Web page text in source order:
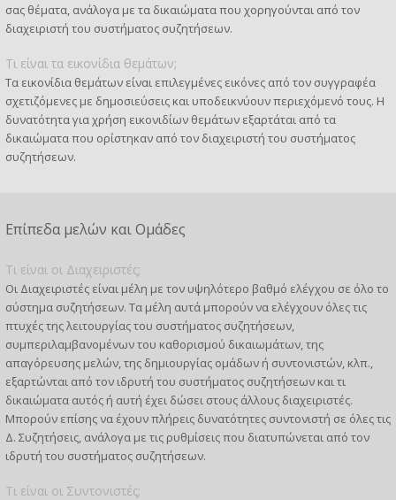
σας θέματα, ανάλογα με τα δικαιώματα που χορηγούνται από τον
διαχειριστή του συστήματος συζητήσεων.
Τι είναι τα εικονίδια θεμάτων;
Τα εικονίδια θεμάτων είναι επιλεγμένες εικόνες από τον συγγραφέα
σχετιζόμενες με δημοσιεύσεις και υποδεικνύουν περιεχόμενό τους. Η
δυνατότητα για χρήση εικονιδίων θεμάτων εξαρτάται από τα
δικαιώματα που ορίστηκαν από τον διαχειριστή του συστήματος
συζητήσεων.
Επίπεδα μελών και Ομάδες
Τι είναι οι Διαχειριστές;
Οι Διαχειριστές είναι μέλη με τον υψηλότερο βαθμό ελέγχου σε όλο το
σύστημα συζητήσεων. Τα μέλη αυτά μπορούν να ελέγχουν όλες τις
πτυχές της λειτουργίας του συστήματος συζητήσεων,
συμπεριλαμβανομένων του καθορισμού δικαιωμάτων, της
απαγόρευσης μελών, της δημιουργίας ομάδων ή συντονιστών, κλπ.,
εξαρτώνται από τον ιδρυτή του συστήματος συζητήσεων και τι
δικαιώματα αυτός ή αυτή έχει δώσει στους άλλους διαχειριστές.
Μπορούν επίσης να έχουν πλήρεις δυνατότητες συντονιστή σε όλες τις
Δ. Συζητήσεις, ανάλογα με τις ρυθμίσεις που διατυπώνεται από τον
ιδρυτή του συστήματος συζητήσεων.
Τι είναι οι Συντονιστές;